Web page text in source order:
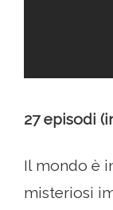
27 episodi
Il mondo è
misteriosi